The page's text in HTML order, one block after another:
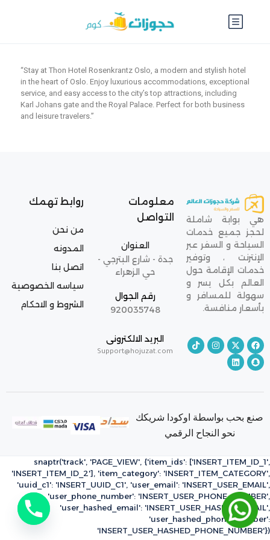
“Stay at Thon Hotel Rosenkrantz Oslo, a modern and stylish hotel
in the heart of Oslo. Enjoy luxurious accommodations, exceptional
service, and easy access to the city’s top attractions, including
Karl Johans gate and the Royal Palace. Perfect for both business
and leisure travelers.”
هي بوابة شاملة
لحجز جميع خدمات
السياحة و السفر عبر
الإنترنت ، وتوفير
خدمات الإقامة حول
العالم بكل يسر و
سهولة للمسافر و
بأسعار منافسة.
معلومات
التواصل
العنوان
جدة - شارع البترجي -
حي الزهراء
رقم الجوال
920035748
البريد الالكترونى
Support@hojuzat.com
روابط تهمك
من نحن
المدونه
اتصل بنا
سياسه الخصوصية
الشروط و الاحكام
صنع بحب بواسطة اوكودا شريكك
نحو النجاح الرقمي
snaptr('track', 'PAGE_VIEW', {'item_ids': ['INSERT_ITEM_ID_1',
'INSERT_ITEM_ID_2'], 'item_category': 'INSERT_ITEM_CATEGORY',
'uuid_c1': 'INSERT_UUID_C1', 'user_email': 'INSERT_USER_EMAIL',
'user_phone_number': 'INSERT_USER_PHONE_NUMBER',
'user_hashed_email': 'INSERT_USER_HASHED_EMAIL',
'user_hashed_phone_number':
'INSERT_USER_HASHED_PHONE_NUMBER'})